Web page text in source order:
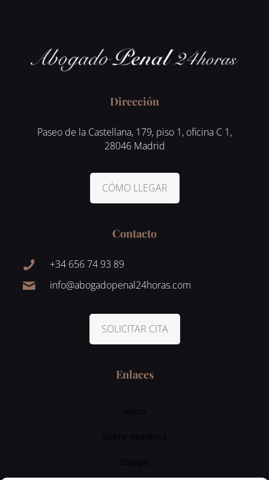
Dirección
Paseo de la Castellana, 179, piso 1, oficina C 1,
28046 Madrid
CÓMO LLEGAR
Contacto
+34 656 74 93 89
info@abogadopenal24horas.com
SOLICITAR CITA
Enlaces